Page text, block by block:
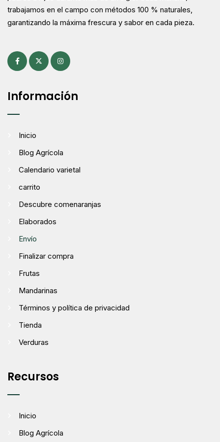
trabajamos en el campo con métodos 100 % naturales,
garantizando la máxima frescura y sabor en cada pieza.
Información
Inicio
Blog Agrícola
Calendario varietal
carrito
Descubre comenaranjas
Elaborados
Envío
Finalizar compra
Frutas
Mandarinas
Términos y política de privacidad
Tienda
Verduras
Recursos
Inicio
Blog Agrícola